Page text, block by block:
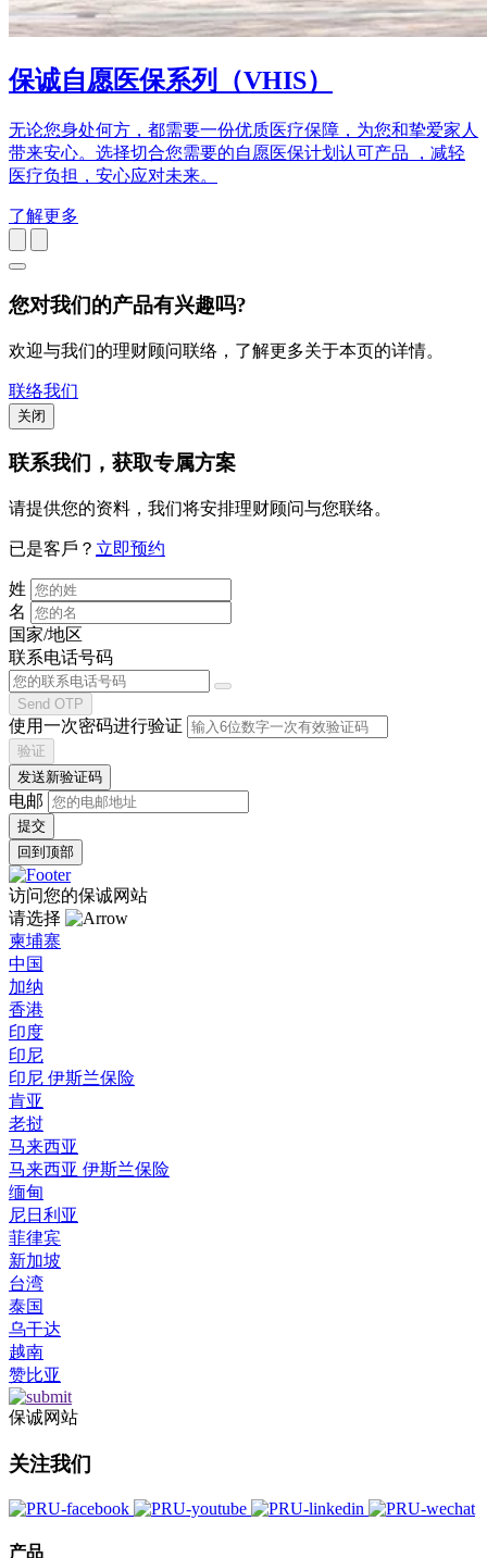
保诚自愿医保系列（VHIS）
无论您身处何方，都需要一份优质医疗保障，为您和挚爱家人
带来安心。选择切合您需要的自愿医保计划认可产品 ，减轻
医疗负担，安心应对未来。
了解更多
您对我们的产品有兴趣吗?
欢迎与我们的理财顾问联络，了解更多关于本页的详情。
联络我们
关闭
联系我们 ，获取专属方案
请提供您的资料，我们将安排理财顾问与您联络。
已是客戶？ 立即预约
姓
名
国家/地区
联系电话号码
Send OTP
使用一次密码进行验证
验证
发送新验证码
电邮
回到顶部
访问您的保诚网站
请选择
柬埔寨
中国
加纳
香港
印度
印尼
印尼 伊斯兰保险
肯亚
老挝
马来西亚
马来西亚 伊斯兰保险
缅甸
尼日利亚
菲律宾
新加坡
台湾
泰国
乌干达
越南
赞比亚
保诚网站
关注我们
产品